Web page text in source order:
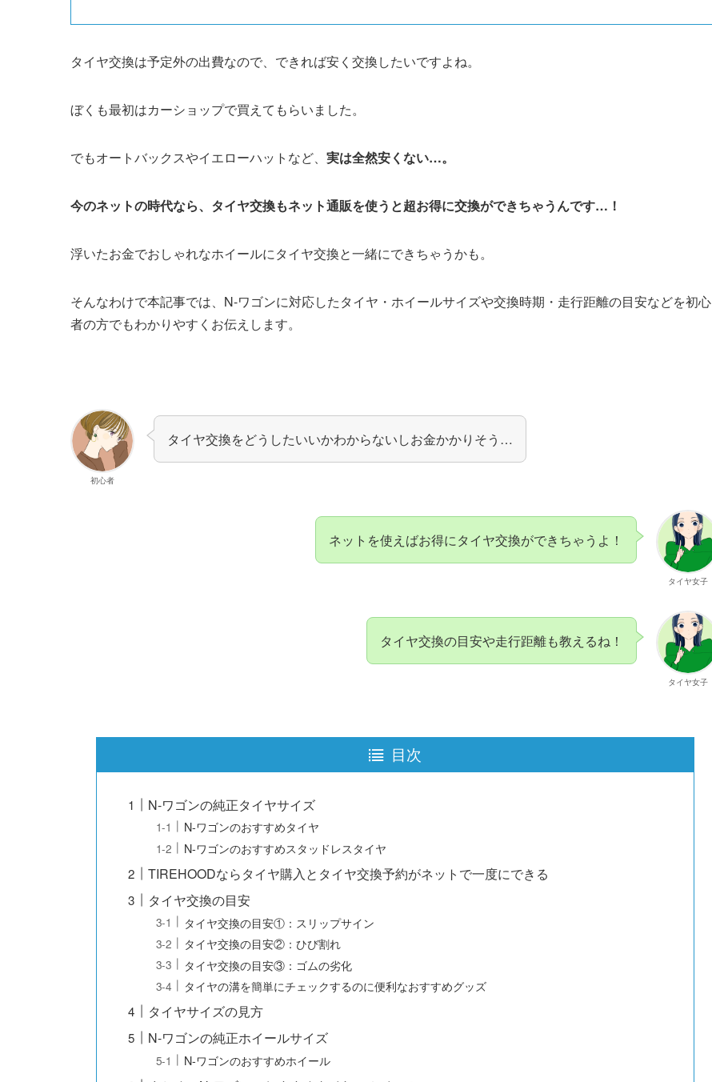
タイヤ交換は予定外の出費なので、できれば安く交換したいですよね。
ぼくも最初はカーショップで買えてもらいました。
でもオートバックスやイエローハットなど、 実は全然安くない…。
今のネットの時代なら、タイヤ交換もネット通販を使うと超お得に交換ができちゃうんです…！
浮いたお金でおしゃれなホイールにタイヤ交換と一緒にできちゃうかも。
そんなわけで本記事では、N-ワゴンに対応したタイヤ・ホイールサイズや交換時期・走行距離の目安などを初心
者の方でもわかりやすくお伝えします。
初心者
タイヤ交換をどうしたいいかわからないしお金かかりそう…
タイヤ女子
ネットを使えばお得にタイヤ交換ができちゃうよ！
タイヤ女子
タイヤ交換の目安や走行距離も教えるね！
目次
N-ワゴンの純正タイヤサイズ
N-ワゴンのおすすめタイヤ
N-ワゴンのおすすめスタッドレスタイヤ
TIREHOODならタイヤ購入とタイヤ交換予約がネットで一度にできる
タイヤ交換の目安
タイヤ交換の目安①：スリップサイン
タイヤ交換の目安②：ひび割れ
タイヤ交換の目安③：ゴムの劣化
タイヤの溝を簡単にチェックするのに便利なおすすめグッズ
タイヤサイズの見方
N-ワゴンの純正ホイールサイズ
N-ワゴンのおすすめホイール